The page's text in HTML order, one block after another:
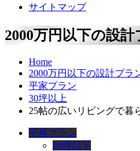
サイトマップ
2000万円以下の設計
Home
2000万円以下の設計プラ
平家プラン
30坪以上
25帖の広いリビングで暮
平屋プラン
20坪以下